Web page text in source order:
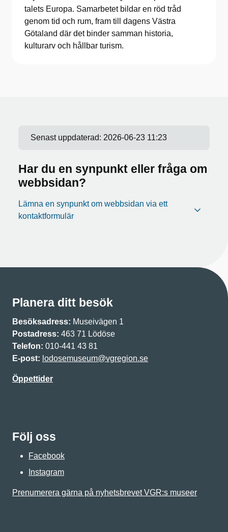
talets Europa. Samarbetet bildar en röd tråd
genom tid och rum, fram till dagens Västra
Götaland där det binder samman historia,
kulturarv och hållbar turism.
Senast uppdaterad: 2026-06-23 11:23
Har du en synpunkt eller fråga om
webbsidan?
Lämna en synpunkt om webbsidan via ett
kontaktformulär
Planera ditt besök
Besöksadress: Museivägen 1
Postadress: 463 71 Lödöse
Telefon: 010-441 43 81
E-post: lodosemuseum@vgregion.se
Öppettider
Följ oss
Facebook
Instagram
Prenumerera gärna på nyhetsbrevet VGR:s museer